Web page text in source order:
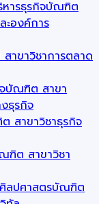
หารธุรกิจบัณฑิต
ะองค์การ
าขาวิชาการตลาด
จบัณฑิต สาขา
ธุรกิจ
สาขาวิชาธุรกิจ
ฑิต สาขาวิชา
ศิลปศาสตรบัณฑิต